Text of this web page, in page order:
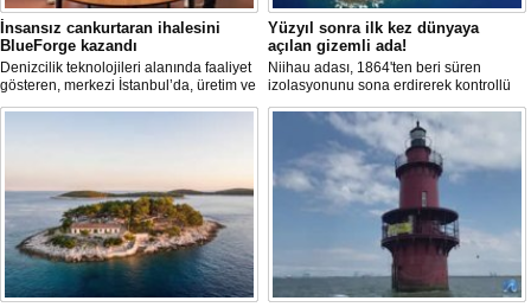
İnsansız cankurtaran ihalesini
BlueForge kazandı
Denizcilik teknolojileri alanında faaliyet
gösteren, merkezi İstanbul’da, üretim ve
Ar-Ge faaliyetlerinin önemli bölümünü
Yüzyıl sonra ilk kez dünyaya
açılan gizemli ada!
Niihau adası, 1864'ten beri süren
izolasyonunu sona erdirerek kontrollü
turist ziyaretlerine açıldı. Ada sakinleri,
modern teknolojiden uzak, katı
kurallarla dolu bir yaşam sürdürüyor.